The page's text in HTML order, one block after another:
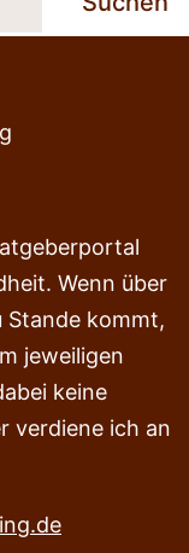
Wenn über
Stande kommt,
jeweiligen
keine
verdiene ich an